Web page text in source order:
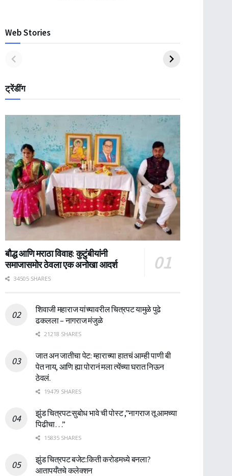
Web Stories
ट्रेंडींग
बौद्ध आणि मराठा विवाह: कुटुंबीयांनी
समाजासमोर ठेवला एक अनोखा आदर्श
34505 SHARES
शिवाजी महाराज यांच्यावरील चित्रपट यामुळे पुढे
ढकलला – नागराज मंजुळे
21218 SHARES
जात अन जातीचा पेट: म्हाराच्या हातचं आम्ही पाणी बी
पेत नाय, आणि ह्या पोरानं मला त्येंच्या घरात निऊन
ठेवलं.
19479 SHARES
झुंड चित्रपट:सुबोध भावे ची पोस्ट ,”नागराज तू आमच्या
पिढीचा…”
15835 SHARES
झुंड चित्रपट बजेट:किती करोडमध्ये बनला?
आतापर्यँतचे कलेक्शन